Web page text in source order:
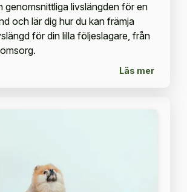
genomsnittliga livslängden för en
och lär dig hur du kan främja
för din lilla följeslagare, från
Läs mer